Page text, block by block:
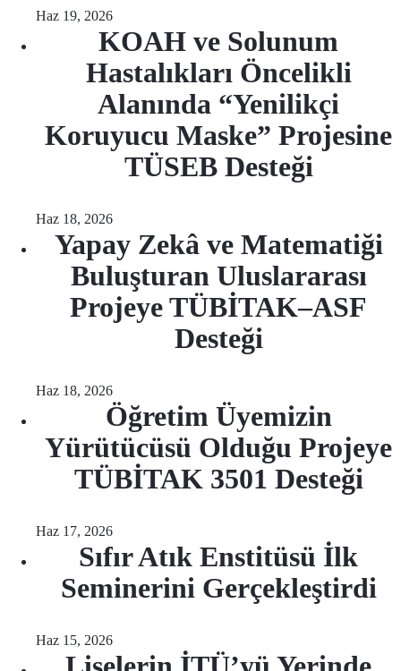
Haz 19, 2026
KOAH ve Solunum
Hastalıkları Öncelikli
Alanında “Yenilikçi
Koruyucu Maske” Projesine
TÜSEB Desteği
Haz 18, 2026
Yapay Zekâ ve Matematiği
Buluşturan Uluslararası
Projeye TÜBİTAK–ASF
Desteği
Haz 18, 2026
Öğretim Üyemizin
Yürütücüsü Olduğu Projeye
TÜBİTAK 3501 Desteği
Haz 17, 2026
Sıfır Atık Enstitüsü İlk
Seminerini Gerçekleştirdi
Haz 15, 2026